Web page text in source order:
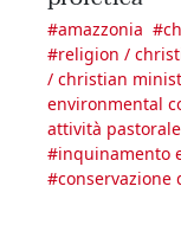
#amazzonia #
#religion /
/ christian
environmental
attività
#inquinamento
#conservazione